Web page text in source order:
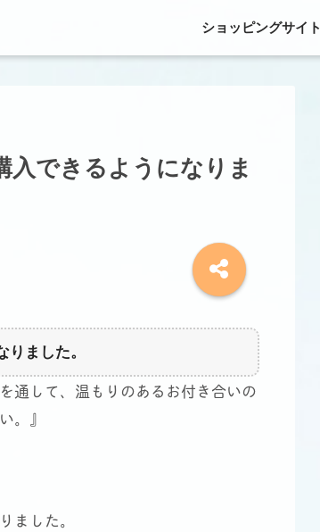
ショッピングサイト
入できるようになりま
ました。
通して、温もりのあるお付き合いの
。』
ました。